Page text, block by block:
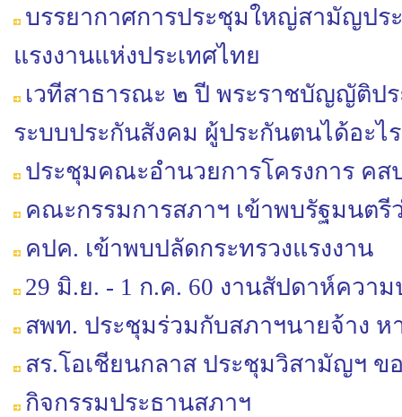
บรรยากาศการประชุมใหญ่สามัญปร
แรงงานแห่งประเทศไทย
เวทีสาธารณะ ๒ ปี พระราชบัญญัติป
ระบบประกันสังคม ผู้ประกันตนได้อะไ
ประชุมคณะอำนวยการโครงการ คส
คณะกรรมการสภาฯ เข้าพบรัฐมนต
คปค. เข้าพบปลัดกระทรวงแรงงาน
29 มิ.ย. - 1 ก.ค. 60 งานสัปดาห์ควา
สพท. ประชุมร่วมกับสภาฯนายจ้าง ห
สร.โอเชียนกลาส ประชุมวิสามัญฯ
กิจกรรมประธานสภาฯ